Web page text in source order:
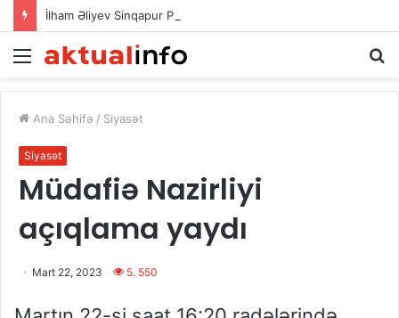
İlham Əliyev Sinqapur Prezidentini təbrik etdi
Menu
Ana Səhifə / Siyasət
Siyasət
Müdafiə Nazirliyi
açıqlama yaydı
Mart 22, 2023 5. 550